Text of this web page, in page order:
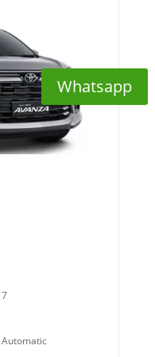
7
Automatic
Whatsapp